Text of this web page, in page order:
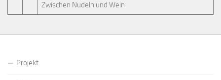
Zwischen Nudeln und Wein
Projekt